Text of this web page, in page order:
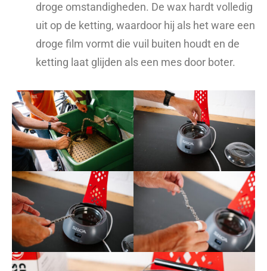
droge omstandigheden. De wax hardt volledig
uit op de ketting, waardoor hij als het ware een
droge film vormt die vuil buiten houdt en de
ketting laat glijden als een mes door boter.